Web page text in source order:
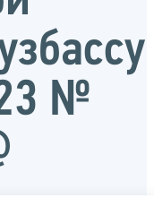
№